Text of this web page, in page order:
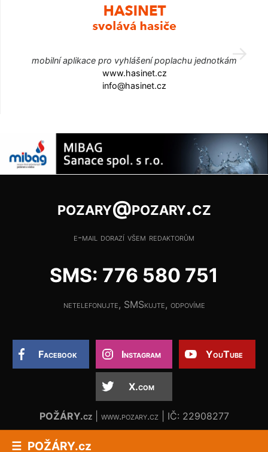
POŽÁRY.cz
mobilní aplikace pro vyhlášení poplachu jednotkám
www.hasinet.cz
info@hasinet.cz
pozary@pozary.cz
e-mail dorazí všem redaktorům
SMS: 776 580 751
netelefonujte, SMSkujte, odpovíme
Facebook Instagram YouTube
X.com
POŽÁRY.cz| www.pozary.cz | IČ: 22908277